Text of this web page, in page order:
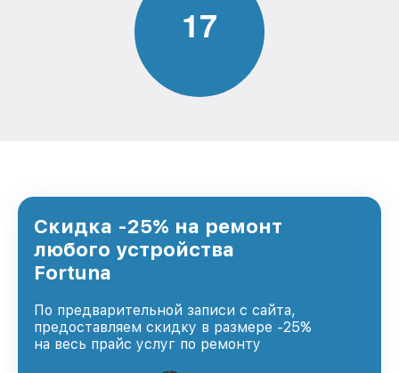
17
Скидка -25% на ремонт
любого устройства
Fortuna
По предварительной записи с сайта,
предоставляем скидку в размере -25%
на весь прайс услуг по ремонту